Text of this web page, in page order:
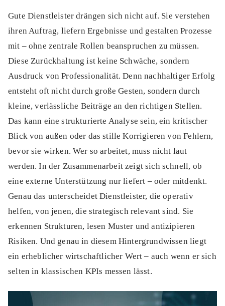
Gute Dienstleister drängen sich nicht auf. Sie verstehen
ihren Auftrag, liefern Ergebnisse und gestalten Prozesse
mit – ohne zentrale Rollen beanspruchen zu müssen.
Diese Zurückhaltung ist keine Schwäche, sondern
Ausdruck von Professionalität. Denn nachhaltiger Erfolg
entsteht oft nicht durch große Gesten, sondern durch
kleine, verlässliche Beiträge an den richtigen Stellen.
Das kann eine strukturierte Analyse sein, ein kritischer
Blick von außen oder das stille Korrigieren von Fehlern,
bevor sie wirken. Wer so arbeitet, muss nicht laut
werden. In der Zusammenarbeit zeigt sich schnell, ob
eine externe Unterstützung nur liefert – oder mitdenkt.
Genau das unterscheidet Dienstleister, die operativ
helfen, von jenen, die strategisch relevant sind. Sie
erkennen Strukturen, lesen Muster und antizipieren
Risiken. Und genau in diesem Hintergrundwissen liegt
ein erheblicher wirtschaftlicher Wert – auch wenn er sich
selten in klassischen KPIs messen lässt.